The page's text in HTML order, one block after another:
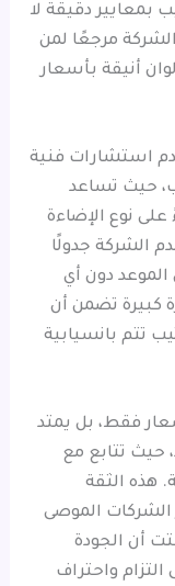
دقيقة لا
مرجعًا لمن
أنيقة بأسعار
استشارات فنية
حيث تساعد
على نوع الإضاءة
الشركة جدولًا
دون أي
كبيرة تضمن أن
تتم بانسيابية
فقط، بل يمتد
حيث تتابع مع
هذه الثقة
الشركات الموصى
أن الجودة
التزام واحتراف